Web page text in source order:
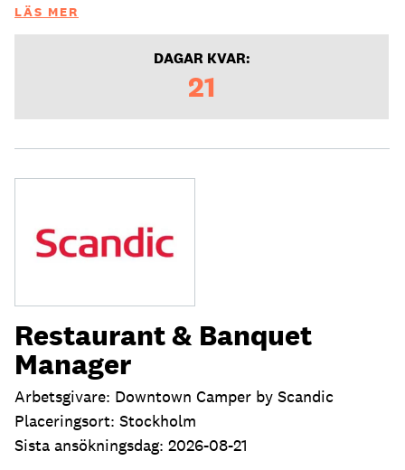
LÄS MER
DAGAR KVAR:
21
Restaurant & Banquet
Manager
Arbetsgivare: Downtown Camper by Scandic
Placeringsort: Stockholm
Sista ansökningsdag: 2026-08-21